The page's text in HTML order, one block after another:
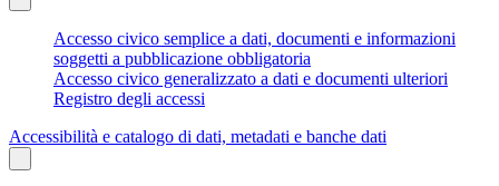
Accesso civico semplice a dati, documenti e informazioni
soggetti a pubblicazione obbligatoria
Accesso civico generalizzato a dati e documenti ulteriori
Registro degli accessi
Accessibilità e catalogo di dati, metadati e banche dati